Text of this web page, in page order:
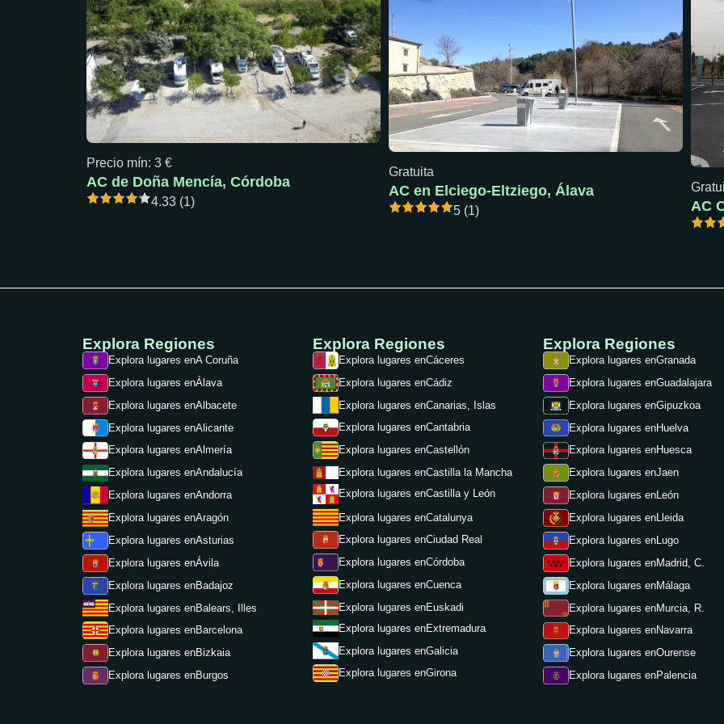
Precio mín: 3 €
AC de Doña Mencía, Córdoba
4.33 (1)
Gratuita
AC en Elciego-Eltziego, Álava
5 (1)
Explora Regiones
Explora lugares enA Coruña
Explora lugares enÁlava
Explora lugares enAlbacete
Explora lugares enAlicante
Explora lugares enAlmería
Explora lugares enAndalucía
Explora lugares enAndorra
Explora lugares enAragón
Explora lugares enAsturias
Explora lugares enÁvila
Explora lugares enBadajoz
Explora lugares enBalears, Illes
Explora lugares enBarcelona
Explora lugares enBizkaia
Explora lugares enBurgos
Explora Regiones
Explora lugares enCáceres
Explora lugares enCádiz
Explora lugares enCanarias, Islas
Explora lugares enCantabria
Explora lugares enCastellón
Explora lugares enCastilla la Mancha
Explora lugares enCastilla y León
Explora lugares enCatalunya
Explora lugares enCiudad Real
Explora lugares enCórdoba
Explora lugares enCuenca
Explora lugares enEuskadi
Explora lugares enExtremadura
Explora lugares enGalicia
Explora lugares enGirona
Explora Regiones
Explora lugares enGranada
Explora lugares enGuadalajara
Explora lugares enGipuzkoa
Explora lugares enHuelva
Explora lugares enHuesca
Explora lugares enJaen
Explora lugares enLeón
Explora lugares enLleida
Explora lugares en Lugo
Explora lugares enMadrid, C.
Explora lugares enMálaga
Explora lugares enMurcia, R.
Explora lugares enNavarra
Explora lugares enOurense
Explora lugares enPalencia